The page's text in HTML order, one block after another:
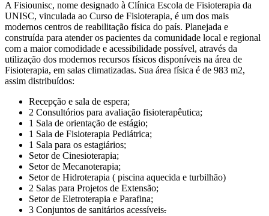
A Fisiounisc, nome designado à Clínica Escola de Fisioterapia da
UNISC, vinculada ao Curso de Fisioterapia, é um dos mais
modernos centros de reabilitação física do país. Planejada e
construída para atender os pacientes da comunidade local e regional
com a maior comodidade e acessibilidade possível, através da
utilização dos modernos recursos físicos disponíveis na área de
Fisioterapia, em salas climatizadas. Sua área física é de 983 m2,
assim distribuídos:
Recepção e sala de espera;
2 Consultórios para avaliação fisioterapêutica;
1 Sala de orientação de estágio;
1 Sala de Fisioterapia Pediátrica;
1 Sala para os estagiários;
Setor de Cinesioterapia;
Setor de Mecanoterapia;
Setor de Hidroterapia ( piscina aquecida e turbilhão)
2 Salas para Projetos de Extensão;
Setor de Eletroterapia e Parafina;
3 Conjuntos de sanitários acessíveis.